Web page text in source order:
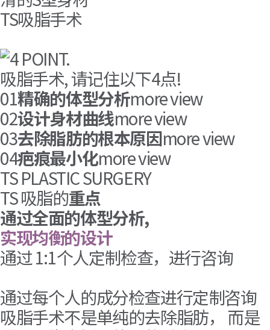
TS吸脂手术
通过去除过多的脂肪和赘肉, 达到 矫
以大容量吸脂 减少整体尺寸
去除脂肪团(橘皮), 打造光滑的 身材
吸脂手术, 请记住以下4点!
01精确的体型分析more view
02设计身材曲线more view
03去除脂肪的根本原因more view
04疤痕最小化more view
TS PLASTIC SURGERY
TS 吸脂的重点
通过全面的体型分析,
实现均衡的设计
通过 1:1个人定制检查，进行咨询
通过每个人的成分检查进行定制咨询
吸脂手术不是单纯的去除脂肪， 而是